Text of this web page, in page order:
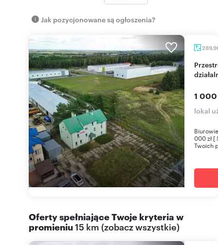
Jak pozycjonowane są ogłoszenia?
Przestronny biurowiec z potencjałem na
1
lokal
000 zł [
Twoich
Oferty spełniające Twoje kryteria w
promieniu15 km (zobacz wszystkie)